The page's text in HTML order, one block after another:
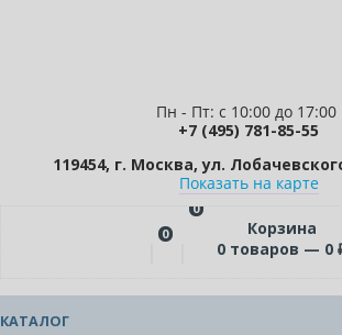
Пн - Пт: с 10:00 до 17:00
+7 (495) 781-85-55
119454, г. Москва, ул.
Показать на карте
0
0
Корзина
0 товаров — 0
КАТАЛОГ